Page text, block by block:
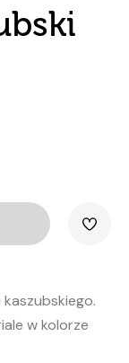
w kolorze